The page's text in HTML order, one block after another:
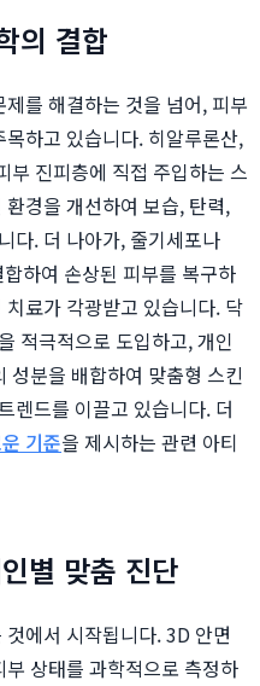
의 결합
를 해결하는 것을 넘어, 피부
하고 있습니다. 히알루론산,
부 진피층에 직접 주입하는 스
경을 개선하여 보습, 탄력,
다. 더 나아가, 줄기세포나
하여 손상된 피부를 복구하
료가 각광받고 있습니다. 닥
적극적으로 도입하고, 개인
성분을 배합하여 맞춤형 스킨
렌드를 이끌고 있습니다. 더
기준을 제시하는 관련 아티
별 맞춤 진단
에서 시작됩니다. 3D 안면
상태를 과학적으로 측정하